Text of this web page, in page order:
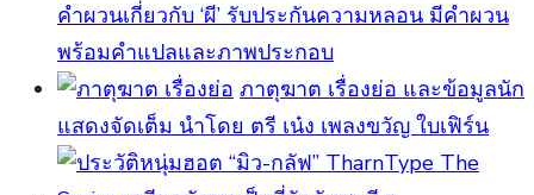
คำผวนเกี่ยวกับ ‘ผี’ รับประกันความหลอน มีคำผวน
พร้อมคำแปลและภาพประกอบ
ภาตุฆาต เรื่องย่อ และข้อมูลนัก
แสดงจัดเต็ม นำโดย ตรี เน๋ง เพลงขวัญ ใบเฟิร์น